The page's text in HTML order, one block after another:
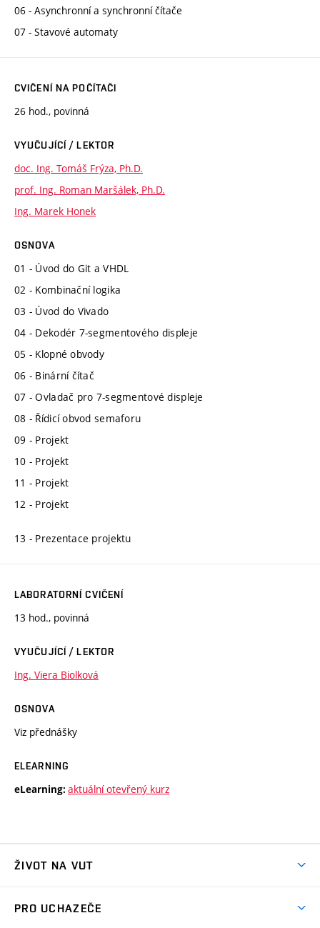
06 - Asynchronní a synchronní čítače
07 - Stavové automaty
CVIČENÍ NA POČÍTAČI
26 hod., povinná
VYUČUJÍCÍ / LEKTOR
doc. Ing. Tomáš Frýza, Ph.D.
prof. Ing. Roman Maršálek, Ph.D.
Ing. Marek Honek
OSNOVA
01 - Úvod do Git a VHDL
02 - Kombinační logika
03 - Úvod do Vivado
04 - Dekodér 7-segmentového displeje
05 - Klopné obvody
06 - Binární čítač
07 - Ovladač pro 7-segmentové displeje
08 - Řídicí obvod semaforu
09 - Projekt
10 - Projekt
11 - Projekt
12 - Projekt
13 - Prezentace projektu
LABORATORNÍ CVIČENÍ
13 hod., povinná
VYUČUJÍCÍ / LEKTOR
Ing. Viera Biolková
OSNOVA
Viz přednášky
ELEARNING
eLearning: aktuální otevřený kurz
ŽIVOT NA VUT
PRO UCHAZEČE